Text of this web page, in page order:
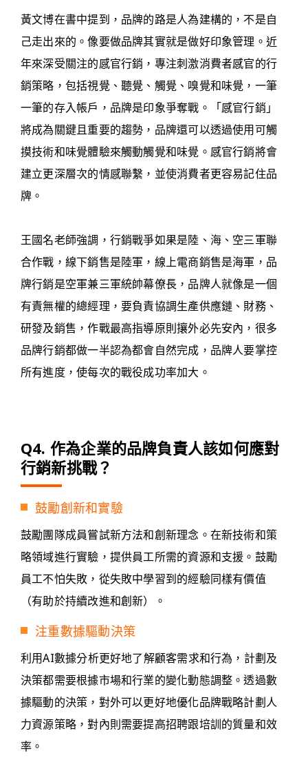
黃文博在書中提到，品牌的路是人為建構的，不是自
己走出來的。像要做品牌其實就是做好印象管理。近
年來深受關注的感官行銷，專注刺激消費者感官的行
銷策略，包括視覺、聽覺、觸覺、嗅覺和味覺，一筆
一筆的存入帳戶，品牌是印象爭奪戰。「感官行銷」
將成為關鍵且重要的趨勢，品牌還可以透過使用可觸
摸技術和味覺體驗來觸動觸覺和味覺。感官行銷將會
建立更深層次的情感聯繫，並使消費者更容易記住品
牌。
王國名老師強調，行銷戰爭如果是陸、海、空三軍聯
合作戰，線下銷售是陸軍，線上電商銷售是海軍，品
牌行銷是空軍兼三軍統帥幕僚長，品牌人就像是一個
有責無權的總經理，要負責協調生產供應鏈、財務、
研發及銷售，作戰最高指導原則攘外必先安內，很多
品牌行銷都做一半認為都會自然完成，品牌人要掌控
所有進度，使每次的戰役成功率加大。
Q4. 作為企業的品牌負責人該如何應對
行銷新挑戰？
鼓勵創新和實驗
鼓勵團隊成員嘗試新方法和創新理念。在新技術和策
略領域進行實驗，提供員工所需的資源和支援。鼓勵
員工不怕失敗，從失敗中學習到的經驗同樣有價值
（有助於持續改進和創新）。
注重數據驅動決策
利用AI數據分析更好地了解顧客需求和行為，計劃及
決策都需要根據市場和行業的變化動態調整。透過數
據驅動的決策，對外可以更好地優化品牌戰略計劃人
力資源策略，對內則需要提高招聘跟培訓的質量和效
率。